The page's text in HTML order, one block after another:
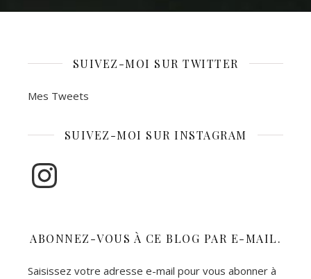
SUIVEZ-MOI SUR TWITTER
Mes Tweets
SUIVEZ-MOI SUR INSTAGRAM
Instagram
ABONNEZ-VOUS À CE BLOG PAR E-MAIL.
Saisissez votre adresse e-mail pour vous abonner à